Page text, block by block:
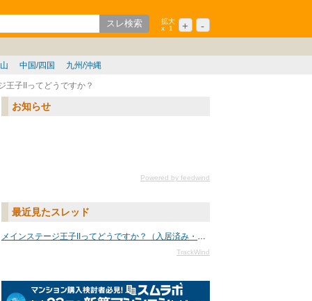
拡大
x
1 + -
中国/四国 九州/沖縄
王子IIってどうですか？
お知らせ
Powered by feedwind
最近見たスレッド
メインステージ王子IIってどうですか？（入居済み・中古・賃貸）
TrackWind